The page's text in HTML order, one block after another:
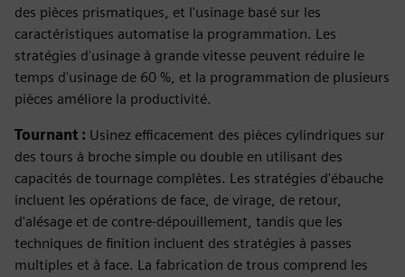
des pièces prismatiques, et l'usinage basé sur les
caractéristiques automatise la programmation. Les
stratégies d'usinage à grande vitesse peuvent réduire le
temps d'usinage de 60 %, et la programmation de plusieurs
pièces améliore la productivité.
Tournant : Usinez efficacement des pièces cylindriques sur
des tours à broche simple ou double en utilisant des
capacités de tournage complètes. Les stratégies d'ébauche
incluent les opérations de face, de virage, de retour,
d'alésage et de contre-dépouillement, tandis que les
techniques de finition incluent des stratégies à passes
multiples et à face. La fabrication de trous comprend les